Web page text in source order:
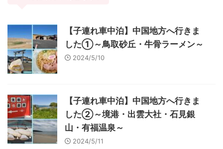
【子連れ車中泊】中国地方へ行きま
した①～鳥取砂丘・牛骨ラーメン～
2024/5/10
【子連れ車中泊】中国地方へ行きま
した②～境港・出雲大社・石見銀
山・有福温泉～
2024/5/11